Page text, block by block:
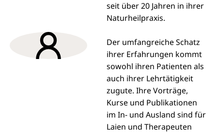
seit über 20 Jahren in ihrer
Naturheilpraxis.
Der umfangreiche Schatz
ihrer Erfahrungen kommt
sowohl ihren Patienten als
auch ihrer Lehrtätigkeit
zugute. Ihre Vorträge,
Kurse und Publikationen
im In- und Ausland sind für
Laien und Therapeuten